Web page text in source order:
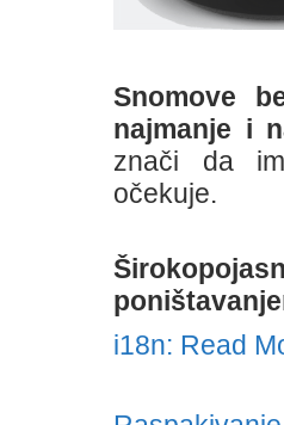
Snomove
najmanje i
znači da
očekuje.
i18n: Read